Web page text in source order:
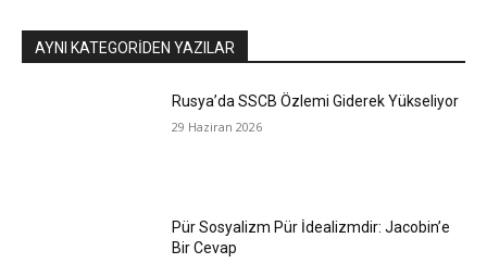
AYNI KATEGORIDEN YAZILAR
Rusya’da SSCB Özlemi Giderek Yükseliyor
29 Haziran 2026
Pür Sosyalizm Pür İdealizmdir: Jacobin’e
Bir Cevap